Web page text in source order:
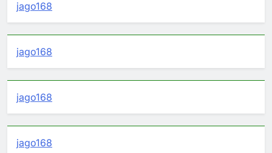
jago168
jago168
jago168
jago168